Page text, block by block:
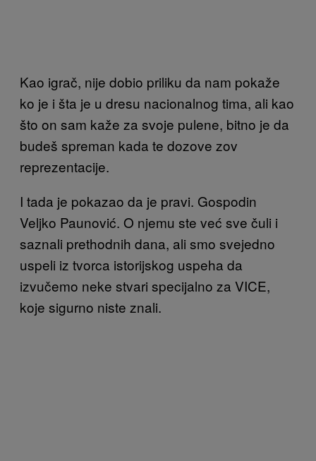
Kao igrač, nije dobio priliku da nam pokaže
ko je i šta je u dresu nacionalnog tima, ali kao
što on sam kaže za svoje pulene, bitno je da
budeš spreman kada te dozove zov
reprezentacije.
I tada je pokazao da je pravi. Gospodin
Veljko Paunović. O njemu ste već sve čuli i
saznali prethodnih dana, ali smo svejedno
uspeli iz tvorca istorijskog uspeha da
izvučemo neke stvari specijalno za VICE,
koje sigurno niste znali.